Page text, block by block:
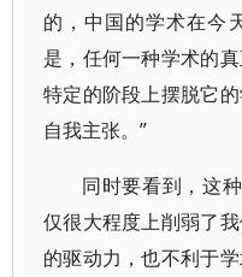
的，中国的学术在今
是，任何一种学术的
特定的阶段上摆脱它
自我主张。”
同时要看到，这
仅很大程度上削弱了
的驱动力，也不利于